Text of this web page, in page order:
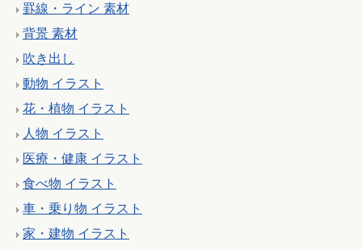
罫線・ライン 素材
背景 素材
吹き出し
動物 イラスト
花・植物 イラスト
人物 イラスト
医療・健康 イラスト
食べ物 イラスト
車・乗り物 イラスト
家・建物 イラスト